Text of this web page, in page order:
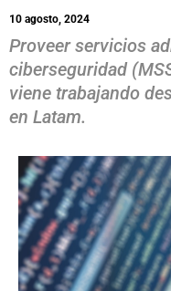
10 agosto, 2024
Proveer servicios
ciberseguridad
viene trabajando
en Latam.